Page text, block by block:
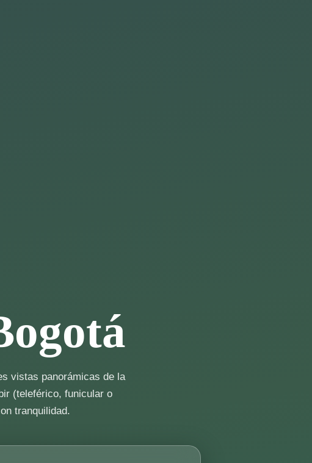
vistas panorámicas de la
(teleférico, funicular o
tranquilidad.